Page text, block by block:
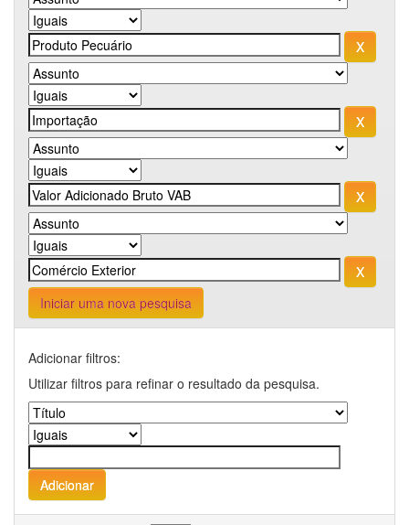
Iniciar uma nova pesquisa
Adicionar filtros:
Utilizar filtros para refinar o resultado da pesquisa.